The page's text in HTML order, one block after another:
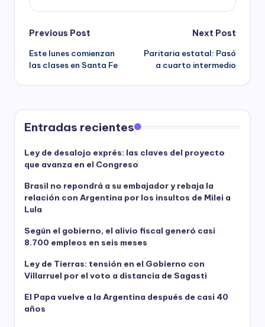
Post
navigation
Previous Post
Este lunes comienzan
las clases en Santa Fe
Next Post
Paritaria estatal: Pasó
a cuarto intermedio
Entradas recientes
Ley de desalojo exprés: las claves del proyecto
que avanza en el Congreso
Brasil no repondrá a su embajador y rebaja la
relación con Argentina por los insultos de Milei a
Lula
Según el gobierno, el alivio fiscal generó casi
8.700 empleos en seis meses
Ley de Tierras: tensión en el Gobierno con
Villarruel por el voto a distancia de Sagasti
El Papa vuelve a la Argentina después de casi 40
años